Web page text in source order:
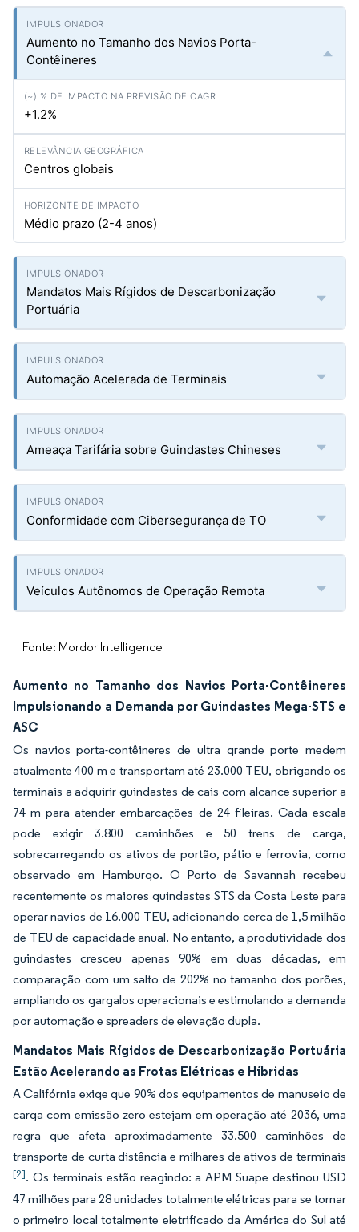
Aumento no Tamanho dos Navios Porta-
Contêineres
+1.2%
Centros globais
Médio prazo (2-4 anos)
Mandatos Mais Rígidos de Descarbonização
Portuária
Automação Acelerada de Terminais
Ameaça Tarifária sobre Guindastes Chineses
Conformidade com Cibersegurança de TO
Veículos Autônomos de Operação Remota
Fonte: Mordor Intelligence
Aumento no Tamanho dos Navios Porta-Contêineres
Impulsionando a Demanda por Guindastes Mega-STS e
ASC
Os navios porta-contêineres de ultra grande porte medem
atualmente 400 m e transportam até 23.000 TEU, obrigando os
terminais a adquirir guindastes de cais com alcance superior a
74 m para atender embarcações de 24 fileiras. Cada escala
pode exigir 3.800 caminhões e 50 trens de carga,
sobrecarregando os ativos de portão, pátio e ferrovia, como
observado em Hamburgo. O Porto de Savannah recebeu
recentemente os maiores guindastes STS da Costa Leste para
operar navios de 16.000 TEU, adicionando cerca de 1,5 milhão
de TEU de capacidade anual. No entanto, a produtividade dos
guindastes cresceu apenas 90% em duas décadas, em
comparação com um salto de 202% no tamanho dos porões,
ampliando os gargalos operacionais e estimulando a demanda
por automação e spreaders de elevação dupla.
Mandatos Mais Rígidos de Descarbonização Portuária
Estão Acelerando as Frotas Elétricas e Híbridas
A Califórnia exige que 90% dos equipamentos de manuseio de
carga com emissão zero estejam em operação até 2036, uma
regra que afeta aproximadamente 33.500 caminhões de
transporte de curta distância e milhares de ativos de terminais
[2]. Os terminais estão reagindo: a APM Suape destinou USD
47 milhões para 28 unidades totalmente elétricas para se tornar
o primeiro local totalmente eletrificado da América do Sul até